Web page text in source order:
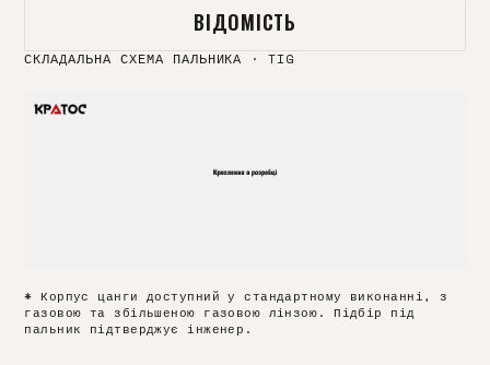
ВІДОМІСТЬ
СКЛАДАЛЬНА СХЕМА ПАЛЬНИКА ·TIG
* Корпус цанги доступний у стандартному виконанні, з
газовою та збільшеною газовою лінзою. Підбір під
пальник підтверджує інженер.